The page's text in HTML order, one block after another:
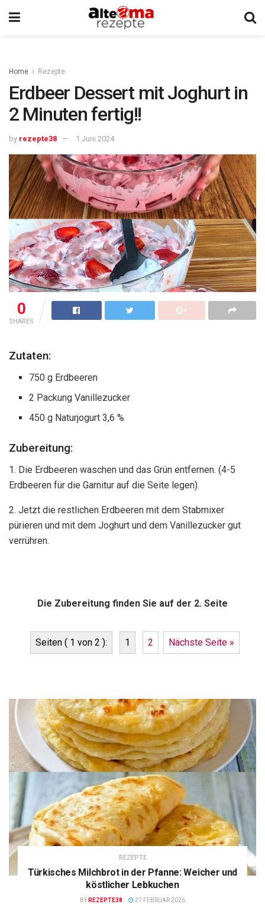
Home Rezepte
Erdbeer Dessert mit Joghurt in
2 Minuten fertig!!
by rezepte38 1 Juni 2024
0
SHARES
Zutaten:
750 g Erdbeeren
2 Packung Vanillezucker
450 g Naturjogurt 3,6 %
Zubereitung:
1. Die Erdbeeren waschen und das Grün entfernen. (4-5
Erdbeeren für die Garnitur auf die Seite legen).
2. Jetzt die restlichen Erdbeeren mit dem Stabmixer
pürieren und mit dem Joghurt und dem Vanillezucker gut
verrühren.
Die Zubereitung finden Sie auf der 2. Seite
Seiten ( 1 von 2 ): 1 2 Nächste Seite »
REZEPTE
Türkisches Milchbrot in der Pfanne: Weicher und
köstlicher Lebkuchen
BY REZEPTE38 27 FEBRUAR 2026